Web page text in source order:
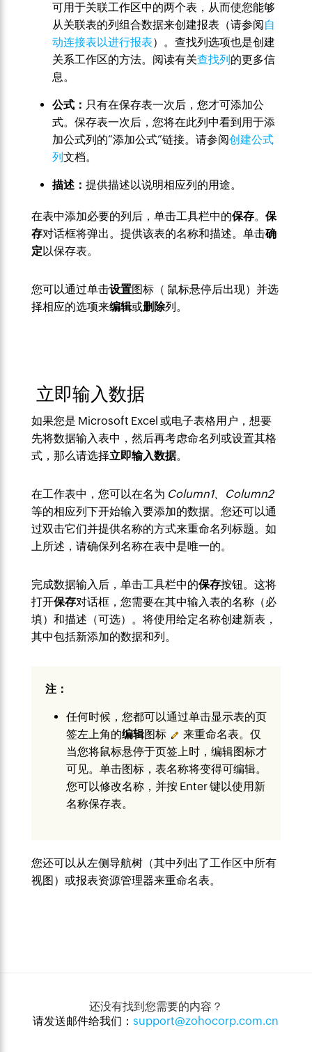
可用于关联工作区中的两个表，从而使您能够
从关联表的列组合数据来创建报表（请参阅自
动连接表以进行报表）。查找列选项也是创建
关系工作区的方法。阅读有关查找列的更多信
息。
公式： 只有在保存表一次后，您才可添加公
式。保存表一次后，您将在此列中看到用于添
加公式列的“添加公式”链接。请参阅创建公式
列文档。
描述： 提供描述以说明相应列的用途。
在表中添加必要的列后，单击工具栏中的保存。 保
存对话框将弹出。提供该表的名称和描述。单击确
定以保存表。
您可以通过单击设置图标（ 鼠标悬停后出现）并选
择相应的选项来编辑或删除列。
立即输入数据
如果您是 Microsoft Excel 或电子表格用户，想要
先将数据输入表中，然后再考虑命名列或设置其格
式，那么请选择立即输入数据。
在工作表中，您可以在名为 Column1、Column2
等的相应列下开始输入要添加的数据。您还可以通
过双击它们并提供名称的方式来重命名列标题。如
上所述，请确保列名称在表中是唯一的。
完成数据输入后，单击工具栏中的保存按钮。这将
打开保存对话框，您需要在其中输入表的名称（必
填）和描述（可选）。将使用给定名称创建新表，
其中包括新添加的数据和列。
注：
任何时候，您都可以通过单击显示表的页
签左上角的编辑图标
来重命名表。仅
当您将鼠标悬停于页签上时，编辑图标才
可见。单击图标，表名称将变得可编辑。
您可以修改名称，并按 Enter 键以使用新
名称保存表。
您还可以从左侧导航树（其中列出了工作区中所有
视图）或报表资源管理器来重命名表。
还没有找到您需要的内容？
请发送邮件给我们：support@zohocorp.com.cn